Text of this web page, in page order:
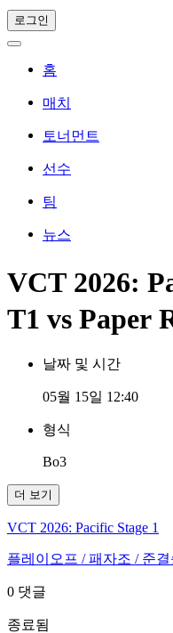
로그인
홈
매치
토너먼트
선수
팀
뉴스
VCT 2026:
T1 vs Paper
날짜 및 시간
05월 15일 12:40
형식
Bo3
더 보기
VCT 2026: Pacific Stage 1
플레이오프 / 패자조 / 준결
0 댓글
종료됨